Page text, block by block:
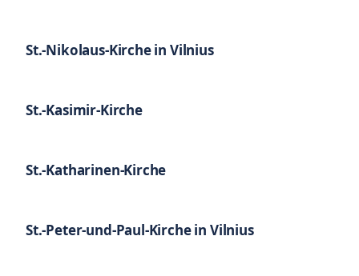
St.-Nikolaus-Kirche in Vilnius
St.-Kasimir-Kirche
St.-Katharinen-Kirche
St.-Peter-und-Paul-Kirche in Vilnius